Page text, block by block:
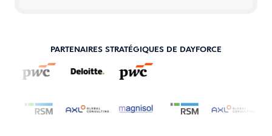
PARTENAIRES STRATÉGIQUES DE DAYFORCE